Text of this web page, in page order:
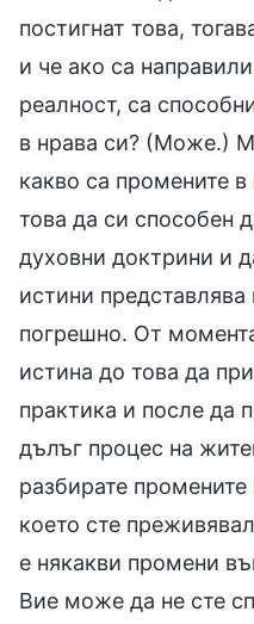
постигнат това,
и че ако са
реалност, са
в нрава си? (Може.)
какво са промените
това да си способен
духовни доктрини и
истини
погрешно. От
истина до това да
практика и после да
дълъг процес на
разбирате
което сте
е някакви промени
Вие може да не сте